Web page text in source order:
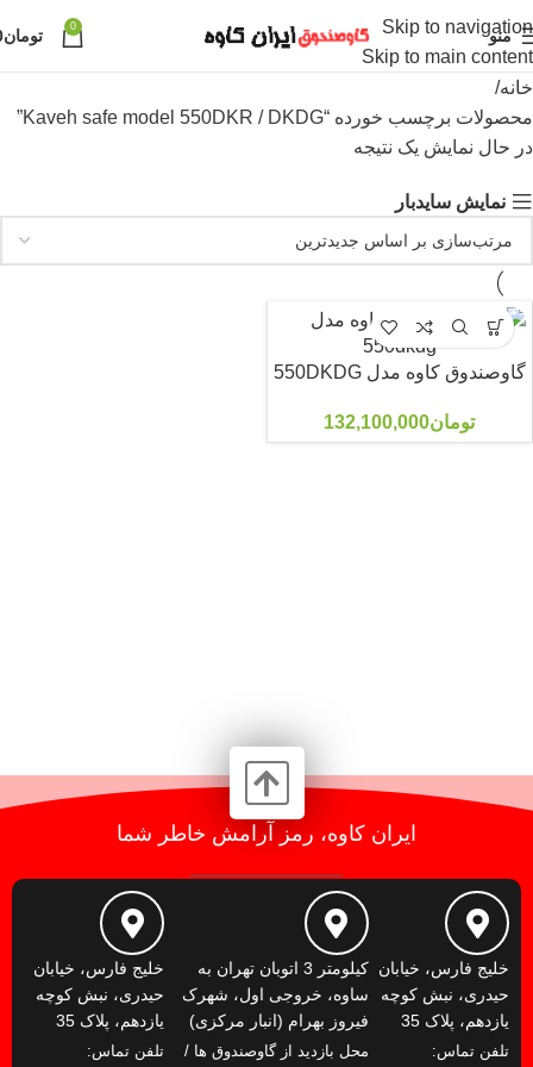
Skip to navigation
Skip to main content
منو 0 تومان
خانه
محصولات برچسب خورده “Kaveh safe model 550DKR / DKDG”
در حال نمایش یک نتیجه
نمایش سایدبار
گاوصندوق کاوه مدل 550DKDG
تومان132,100,000
ایران کاوه، رمز آرامش خاطر شما
خلیج فارس، خیابان
حیدری، نبش کوچه
یازدهم، پلاک 35
تلفن تماس:
کیلومتر 3 اتوبان تهران به
ساوه، خروجی اول، شهرک
فیروز بهرام (انبار مرکزی)
محل بازدید از گاوصندوق ها /
خلیج فارس، خیابان
حیدری، نبش کوچه
یازدهم، پلاک 35
تلفن تماس: